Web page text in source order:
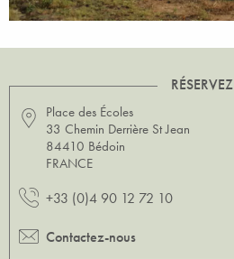
RÉSERVEZ
Place des Écoles
33 Chemin Derrière St Jean
84410 Bédoin
FRANCE
+33 (0)4 90 12 72 10
Contactez-nous